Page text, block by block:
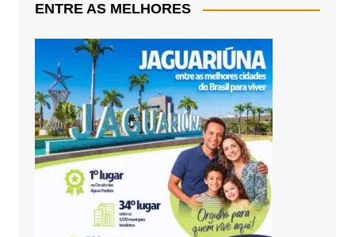
ENTRE AS MELHORES